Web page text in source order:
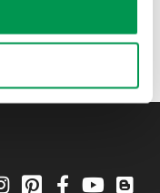
InstagramPinterestFacebookYouTube